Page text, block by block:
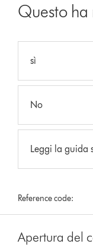
Questo
sì
No
Leggi la guida
Reference code:
Apertura del